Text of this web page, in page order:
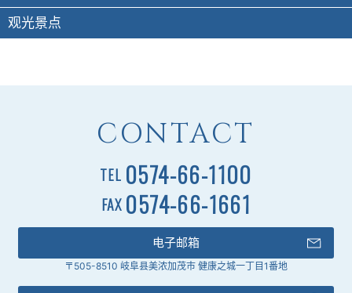
观光景点
CONTACT
TEL 0574-66-1100
FAX 0574-66-1661
电子邮箱
〒505-8510 岐阜县美浓加茂市 健康之城一丁目1番地